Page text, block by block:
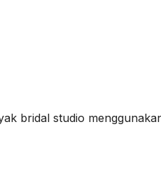
bridal studio